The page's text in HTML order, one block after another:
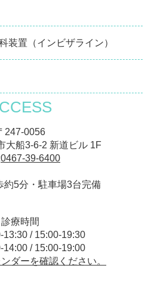
装置（インビザライン）
247-0056
大船3-6-2 新道ビル 1F
0467-39-6400
約5分・駐車場3台完備
診療時間
13:30 / 15:00-19:30
14:00 / 15:00-19:00
ダーを確認ください。